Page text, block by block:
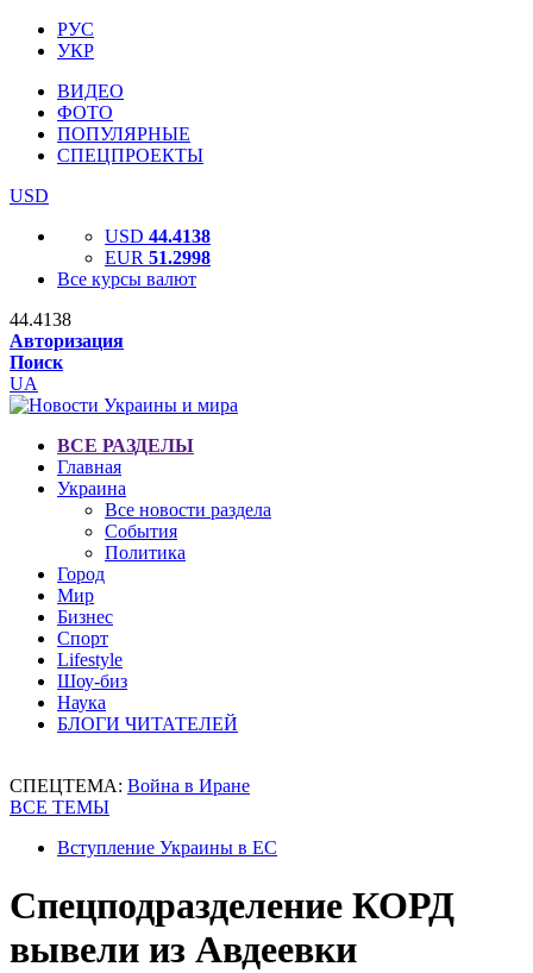
РУС
УКР
ВИДЕО
ФОТО
ПОПУЛЯРНЫЕ
СПЕЦПРОЕКТЫ
USD
USD 44.4138
EUR 51.2998
Все курсы валют
44.4138
Авторизация
Поиск
UA
ВСЕ РАЗДЕЛЫ
Главная
Украина
Все новости раздела
События
Политика
Город
Мир
Бизнес
Спорт
Lifestyle
Шоу-биз
Наука
БЛОГИ ЧИТАТЕЛЕЙ
СПЕЦТЕМА: Война в Иране
ВСЕ ТЕМЫ
Вступление Украины в ЕС
Спецподразделение КОРД
вывели из Авдеевки